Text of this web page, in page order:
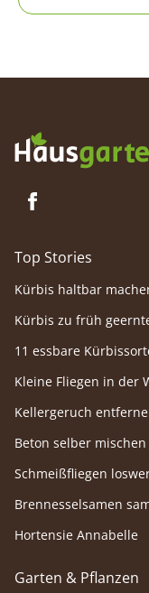
/ April kann
teilweise direkt
Top Stories
Kürbis haltbar
Kürbis zu früh
11 essbare
Kleine Fliegen in der
Kellergeruch
Beton selber mischen
Schmeißfliegen
Brennesselsamen
Hortensie Annabelle
Garten & Pflanzen